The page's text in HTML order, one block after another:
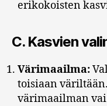
erikokoisten
C. Kasvien
Värimaailma:
toisiaan
värimaailman